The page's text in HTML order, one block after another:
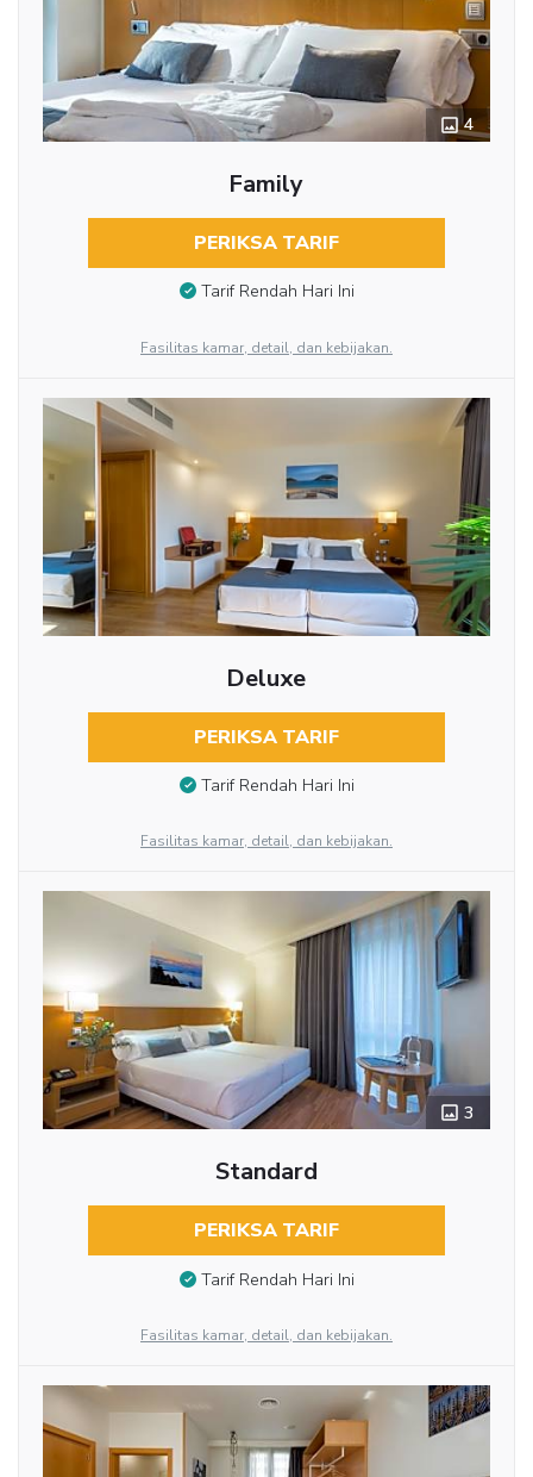
4
Family
PERIKSA TARIF
Tarif Rendah Hari Ini
Fasilitas kamar, detail, dan kebijakan.
Deluxe
PERIKSA TARIF
Tarif Rendah Hari Ini
Fasilitas kamar, detail, dan kebijakan.
3
Standard
PERIKSA TARIF
Tarif Rendah Hari Ini
Fasilitas kamar, detail, dan kebijakan.